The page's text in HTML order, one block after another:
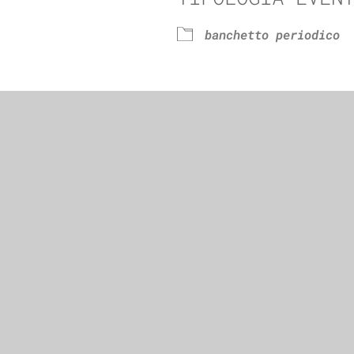
iCalendar
banchetto periodico